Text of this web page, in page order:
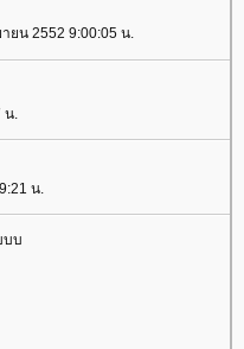
ยน 2552 9:00:05 น.
.
น.
บบ